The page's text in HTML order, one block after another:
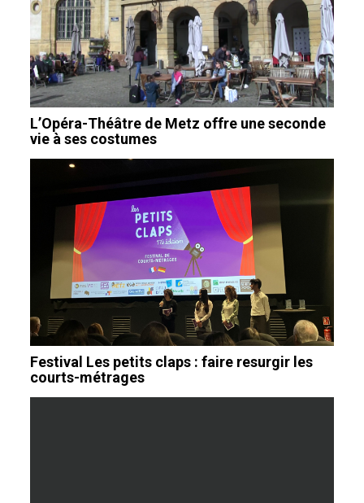
L’Opéra-Théâtre de Metz offre une seconde
vie à ses costumes
Festival Les petits claps : faire resurgir les
courts-métrages